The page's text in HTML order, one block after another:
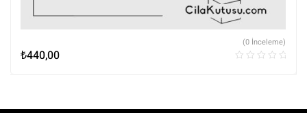
₺440,00
(0 İnceleme)